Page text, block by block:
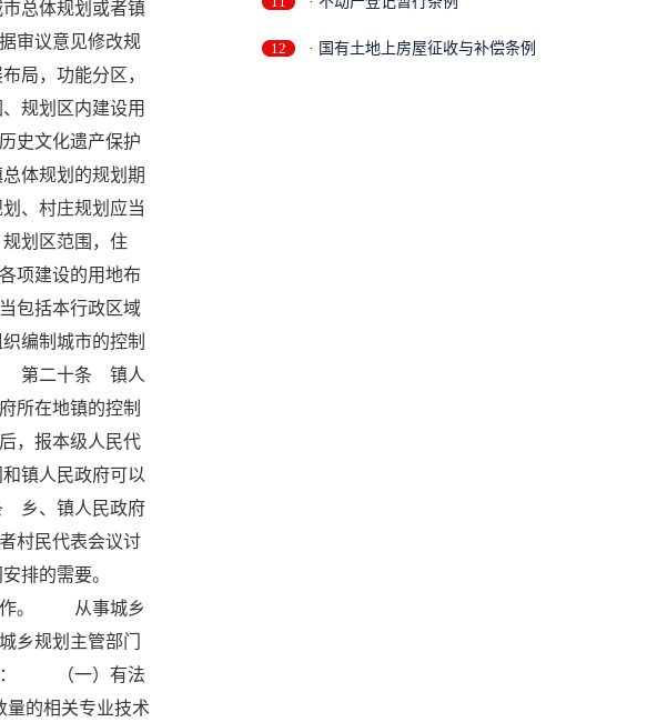
总体规划或者镇
审议意见修改规
局，功能分区，
规划区内建设用
史文化遗产保护
体规划的规划期
、村庄规划应当
划区范围，住
项建设的用地布
包括本行政区域
编制城市的控制
第二十条 镇人
所在地镇的控制
，报本级人民代
镇人民政府可以
乡、镇人民政府
村民代表会议讨
安排的需要。
工作。 从事城乡
乡规划主管部门
作： （一）有法
的相关专业技术
12 · 国有土地上房屋征收与补偿条例